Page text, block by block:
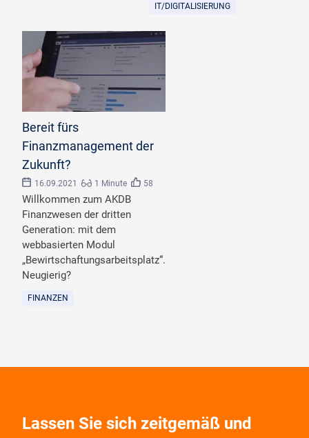
IT/DIGITALISIERUNG
Bereit fürs
Finanzmanagement der
Zukunft?
16.09.2021 1 Minute 58
Willkommen zum AKDB
Finanzwesen der dritten
Generation: mit dem
webbasierten Modul
„Bewirtschaftungsarbeitsplatz“.
Neugierig?
FINANZEN
Lassen Sie sich zeitgemäß und